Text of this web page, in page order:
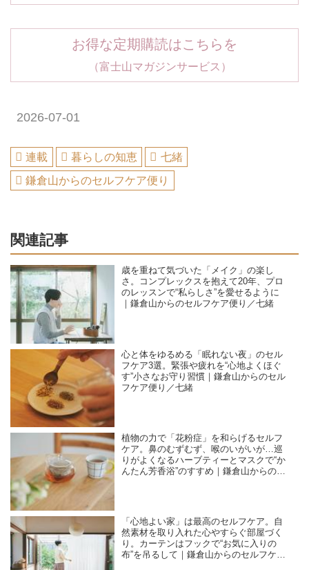
お得な定期購読はこちらを
（富士山マガジンサービス）
2026-07-01
連載 暮らしの知恵
七緒
鎌倉山からのセルフケア便り
関連記事
歳を重ねて気づいた「メイク」の楽し
さ。コンプレックスを抱えて20年、プロ
のレッスンで“私らしさ”を愛せるように
｜鎌倉山からのセルフケア便り／七緒
心と体をゆるめる「眠れない夜」のセル
フケア3選。緊張や疲れを“心地よくほぐ
す”小さなお守り習慣｜鎌倉山からのセル
フケア便り／七緒
植物の力で「花粉症」を和らげるセルフ
ケア。鼻のむずむず、喉のいがいが…巡
りがよくなるハーブティーとマスクで“か
んたん芳香浴”のすすめ｜鎌倉山からのセ
「心地よい家」は最高のセルフケア。自
然素材を取り入れた心やすらぐ部屋づく
り。カーテンはフックで“お気に入りの
布”を吊るして｜鎌倉山からのセルフケア